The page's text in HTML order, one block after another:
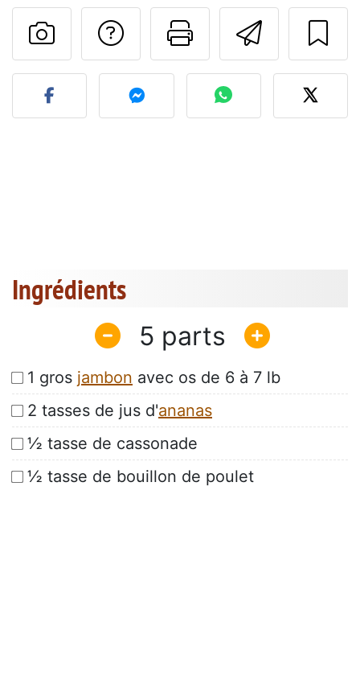
Imprimer
Poser une
Publier votre photo de
Ingrédients
5
1 gros jambon avec os de 6 à 7 lb
2 tasses de jus d'ananas
½ tasse de cassonade
½ tasse de bouillon de poulet